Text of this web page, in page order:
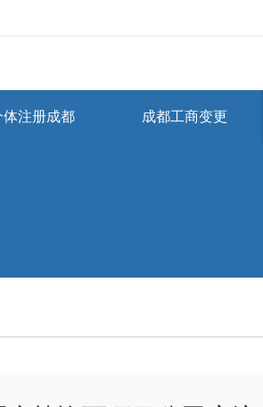
体注册成都 成都工商变更